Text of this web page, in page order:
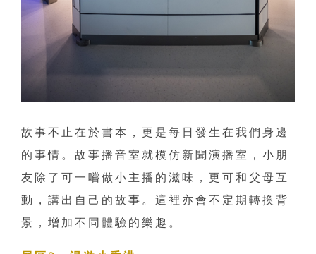
故事不止在於書本，更是每日發生在我們身邊
的事情。故事播音室就模仿新聞演播室，小朋
友除了可一嚐做小主播的滋味，更可和父母互
動，講出自己的故事。這裡亦會不定期轉換背
景，增加不同體驗的樂趣。